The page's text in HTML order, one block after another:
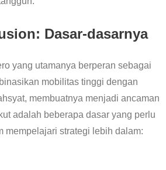
Dasar-dasarnya
yang utamanya berperan sebagai
mobilitas tinggi dengan
membuatnya menjadi ancaman
adalah beberapa dasar yang perlu
mempelajari strategi lebih dalam: